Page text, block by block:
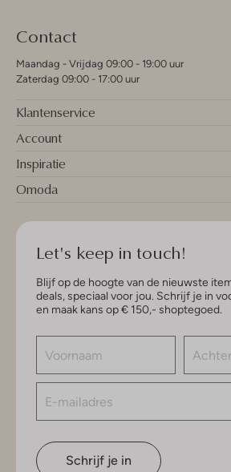
Contact
Maandag - Vrijdag 09:00 - 19:00 uur
Zaterdag 09:00 - 17:00 uur
Klantenservice
Account
Inspiratie
Omoda
Let's keep in touch!
Blijf op de hoogte van de nieuwste
deals, speciaal voor jou. Schrijf je in
en maak kans op € 150,- shoptegoed.
Schrijf je in